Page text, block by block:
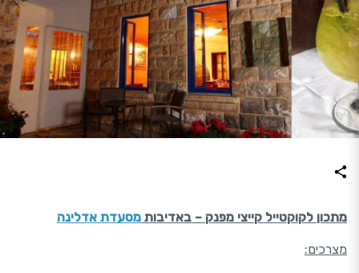
מתכון לקוקטייל קייצי מפנק – באדיבות מסעדת אדלינה
מצרכים: